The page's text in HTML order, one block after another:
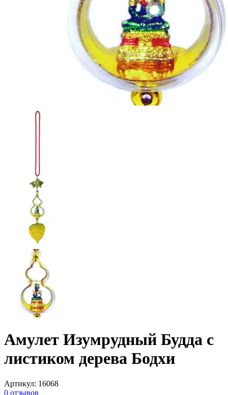
Амулет Изумрудный Будда с
листиком дерева Бодхи
Артикул: 16068
0 отзывов